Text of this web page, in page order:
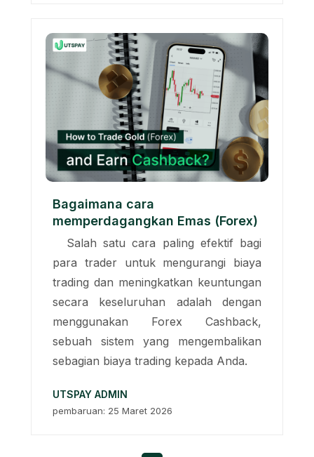
Bagaimana cara
memperdagangkan Emas (Forex)
Salah satu cara paling efektif bagi
para trader untuk mengurangi biaya
trading dan meningkatkan keuntungan
secara keseluruhan adalah dengan
menggunakan Forex Cashback,
sebuah sistem yang mengembalikan
sebagian biaya trading kepada Anda.
UTSPAY ADMIN
pembaruan: 25 Maret 2026